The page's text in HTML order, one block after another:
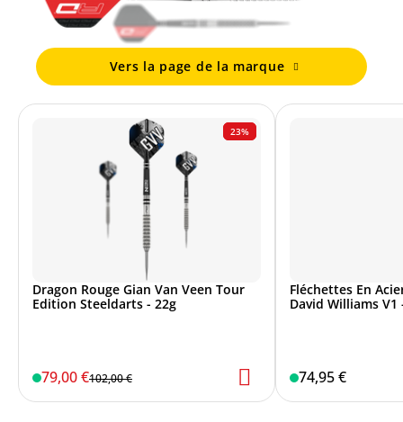
Vers la page de la marque
23%
Dragon Rouge Gian Van Veen Tour
Edition Steeldarts - 22g
79,00 €102,00 €
Fléchettes En
David Williams V1
74,95 €